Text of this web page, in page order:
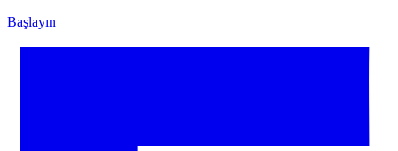
Başlayın